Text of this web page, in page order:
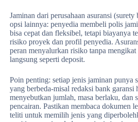
Jaminan dari perusahaan asuransi (surety
opsi lainnya: penyedia membeli polis
bisa cepat dan fleksibel, tetapi biayanya
risiko proyek dan profil penyedia.
peran menyalurkan risiko tanpa
langsung seperti deposit.
Poin penting: setiap jenis jaminan punya
yang berbeda-misal redaksi bank garansi
menyebutkan jumlah, masa berlaku, dan
pencairan. Pastikan membaca dokumen
teliti untuk memilih jenis yang